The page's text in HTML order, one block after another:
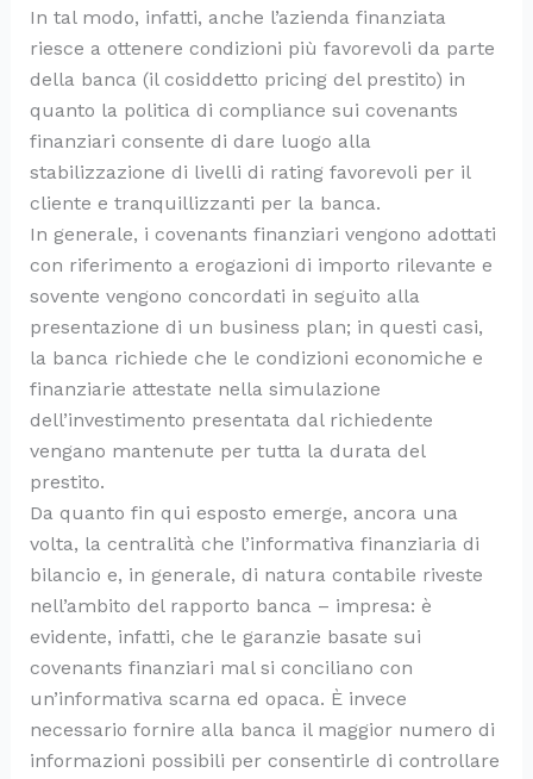
In tal modo, infatti, anche l’azienda finanziata
riesce a ottenere condizioni più favorevoli da parte
della banca (il cosiddetto pricing del prestito) in
quanto la politica di compliance sui covenants
finanziari consente di dare luogo alla
stabilizzazione di livelli di rating favorevoli per il
cliente e tranquillizzanti per la banca.
In generale, i covenants finanziari vengono adottati
con riferimento a erogazioni di importo rilevante e
sovente vengono concordati in seguito alla
presentazione di un business plan; in questi casi,
la banca richiede che le condizioni economiche e
finanziarie attestate nella simulazione
dell’investimento presentata dal richiedente
vengano mantenute per tutta la durata del
prestito.
Da quanto fin qui esposto emerge, ancora una
volta, la centralità che l’informativa finanziaria di
bilancio e, in generale, di natura contabile riveste
nell’ambito del rapporto banca – impresa: è
evidente, infatti, che le garanzie basate sui
covenants finanziari mal si conciliano con
un’informativa scarna ed opaca. È invece
necessario fornire alla banca il maggior numero di
informazioni possibili per consentirle di controllare